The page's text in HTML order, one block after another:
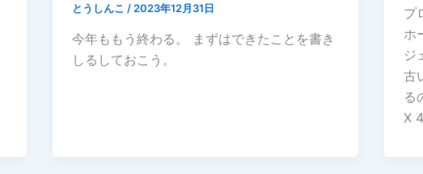
とうしんこ / 2023年12月31日
今年ももう終わる。 まずはできたことを書き
しるしておこう。
プ
ホ
ジ
古
る
X